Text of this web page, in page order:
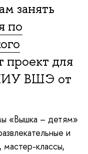
занять
по
проект для
ВШЭ от
«Вышка – детям»
и
мастер-классы,